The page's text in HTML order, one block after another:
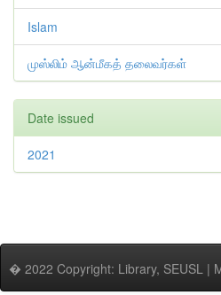
Islam
முஸ்லிம் ஆன்மீகத் தலைவர்கள்
Date issued
2021
� 2022 Copyright: Library, SEUSL |